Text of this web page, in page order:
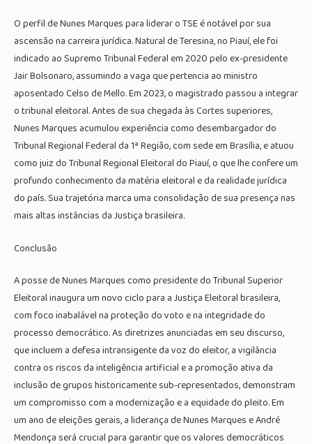
O perfil de Nunes Marques para liderar o TSE é notável por sua
ascensão na carreira jurídica. Natural de Teresina, no Piauí, ele foi
indicado ao Supremo Tribunal Federal em 2020 pelo ex-presidente
Jair Bolsonaro, assumindo a vaga que pertencia ao ministro
aposentado Celso de Mello. Em 2023, o magistrado passou a integrar
o tribunal eleitoral. Antes de sua chegada às Cortes superiores,
Nunes Marques acumulou experiência como desembargador do
Tribunal Regional Federal da 1ª Região, com sede em Brasília, e atuou
como juiz do Tribunal Regional Eleitoral do Piauí, o que lhe confere um
profundo conhecimento da matéria eleitoral e da realidade jurídica
do país. Sua trajetória marca uma consolidação de sua presença nas
mais altas instâncias da Justiça brasileira.
Conclusão
A posse de Nunes Marques como presidente do Tribunal Superior
Eleitoral inaugura um novo ciclo para a Justiça Eleitoral brasileira,
com foco inabalável na proteção do voto e na integridade do
processo democrático. As diretrizes anunciadas em seu discurso,
que incluem a defesa intransigente da voz do eleitor, a vigilância
contra os riscos da inteligência artificial e a promoção ativa da
inclusão de grupos historicamente sub-representados, demonstram
um compromisso com a modernização e a equidade do pleito. Em
um ano de eleições gerais, a liderança de Nunes Marques e André
Mendonça será crucial para garantir que os valores democráticos